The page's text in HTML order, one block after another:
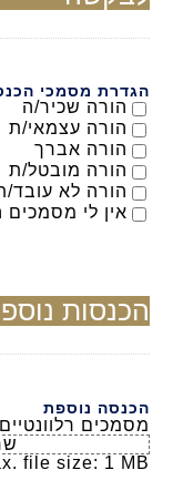
הגדרת מסמכי
הורה שכיר/ה
הורה עצמאי/ת
הורה אברך
הורה מובטל/ת
הורה לא עובד/
אין לי
הכנסות
הכנסה נוספת
מסמכים
file size: 1 MB.